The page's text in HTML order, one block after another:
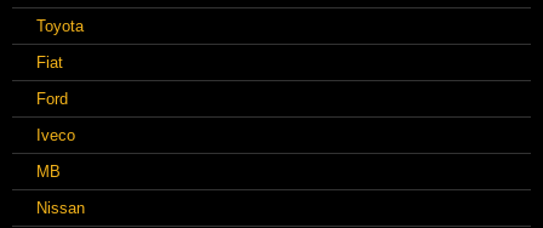
Toyota
Fiat
Ford
Iveco
MB
Nissan